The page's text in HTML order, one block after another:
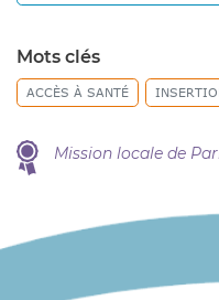
Mots clés
ACCÈS À SANTÉ
Mission locale de